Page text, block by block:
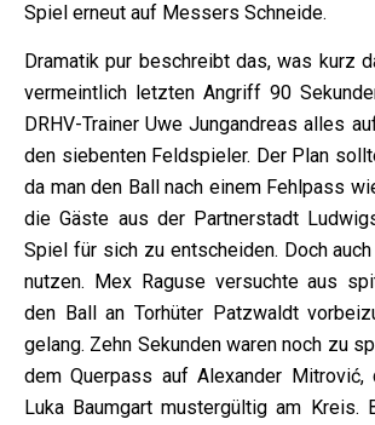
Spiel erneut auf Messers Schneide.
Dramatik pur beschreibt das, was kurz
vermeintlich letzten Angriff 90
DRHV-Trainer Uwe Jungandreas alles
den siebenten Feldspieler. Der Plan
da man den Ball nach einem Fehlpass
die Gäste aus der Partnerstadt
Spiel für sich zu entscheiden. Doch
nutzen. Mex Raguse versuchte aus
den Ball an Torhüter Patzwaldt
gelang. Zehn Sekunden waren noch zu
dem Querpass auf Alexander
Luka Baumgart mustergültig am Kreis.